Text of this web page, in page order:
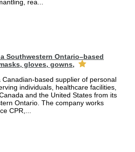
rea...
Southwestern Ontario–based
gloves, gowns,
Canadian-based supplier of personal
individuals, healthcare facilities,
and the United States from its
Ontario. The company works
CPR,...